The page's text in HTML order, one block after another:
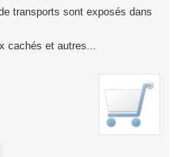
transports sont exposés dans
cachés et autres...